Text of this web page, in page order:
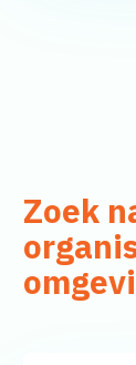
Zoek